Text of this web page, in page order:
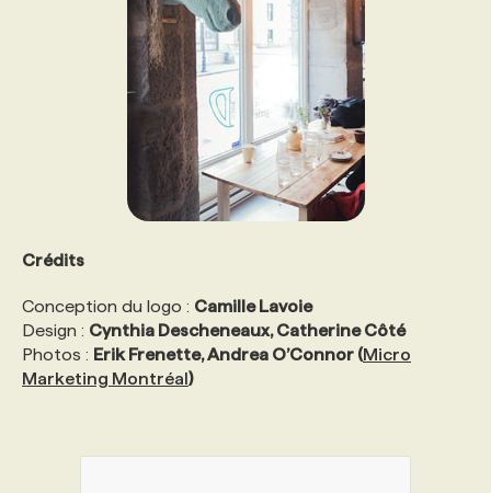
Crédits
Conception du logo : Camille Lavoie
Design : Cynthia Descheneaux, Catherine Côté
Photos : Erik Frenette, Andrea O’Connor (Micro
Marketing Montréal)